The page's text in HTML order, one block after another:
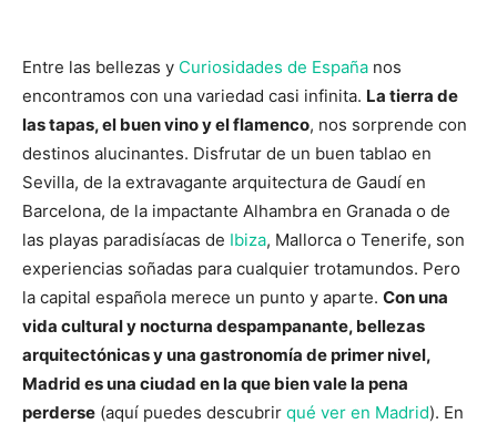
Entre las bellezas y Curiosidades de España nos
encontramos con una variedad casi infinita. La tierra de
las tapas, el buen vino y el flamenco, nos sorprende con
destinos alucinantes. Disfrutar de un buen tablao en
Sevilla, de la extravagante arquitectura de Gaudí en
Barcelona, de la impactante Alhambra en Granada o de
las playas paradisíacas de Ibiza, Mallorca o Tenerife, son
experiencias soñadas para cualquier trotamundos. Pero
la capital española merece un punto y aparte. Con una
vida cultural y nocturna despampanante, bellezas
arquitectónicas y una gastronomía de primer nivel,
Madrid es una ciudad en la que bien vale la pena
perderse (aquí puedes descubrir qué ver en Madrid). En